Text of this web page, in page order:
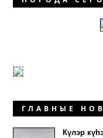
ГЛАВНЫЕ
Күлэр